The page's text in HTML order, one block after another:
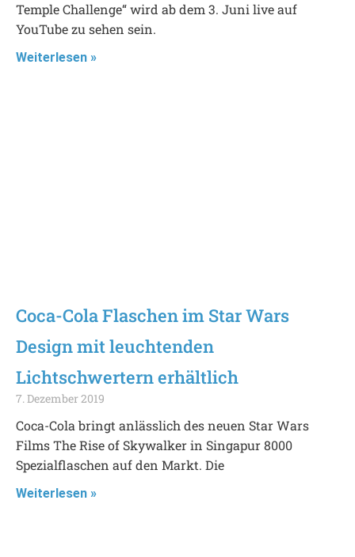
Temple Challenge“ wird ab dem 3. Juni live auf
YouTube zu sehen sein.
Weiterlesen »
Coca-Cola Flaschen im Star Wars
Design mit leuchtenden
Lichtschwertern erhältlich
7. Dezember 2019
Coca-Cola bringt anlässlich des neuen Star Wars
Films The Rise of Skywalker in Singapur 8000
Spezialflaschen auf den Markt. Die
Weiterlesen »